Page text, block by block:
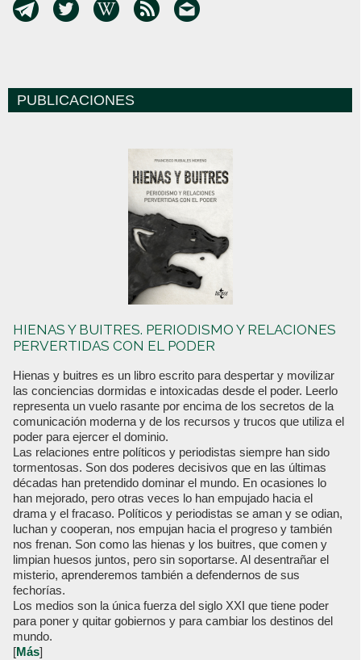
PUBLICACIONES
HIENAS Y BUITRES. PERIODISMO Y RELACIONES
PERVERTIDAS CON EL PODER
Hienas y buitres es un libro escrito para despertar y movilizar
las conciencias dormidas e intoxicadas desde el poder. Leerlo
representa un vuelo rasante por encima de los secretos de la
comunicación moderna y de los recursos y trucos que utiliza el
poder para ejercer el dominio.
Las relaciones entre políticos y periodistas siempre han sido
tormentosas. Son dos poderes decisivos que en las últimas
décadas han pretendido dominar el mundo. En ocasiones lo
han mejorado, pero otras veces lo han empujado hacia el
drama y el fracaso. Políticos y periodistas se aman y se odian,
luchan y cooperan, nos empujan hacia el progreso y también
nos frenan. Son como las hienas y los buitres, que comen y
limpian huesos juntos, pero sin soportarse. Al desentrañar el
misterio, aprenderemos también a defendernos de sus
fechorías.
Los medios son la única fuerza del siglo XXI que tiene poder
para poner y quitar gobiernos y para cambiar los destinos del
mundo.
[Más]